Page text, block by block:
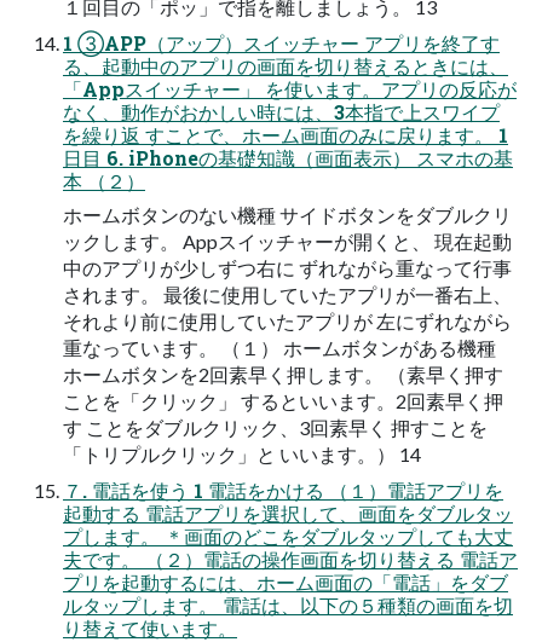
１回目の「ポッ」で指を離しましょう。 13
1 ③APP（アップ）スイッチャー アプリを終了す
る、起動中のアプリの画面を切り替えるときには、
「Appスイッチャー」 を使います。アプリの反応が
なく、動作がおかしい時には、3本指で上スワイプ
を繰り返 すことで、ホーム画面のみに戻ります。 1
日目 6. iPhoneの基礎知識（画面表示） スマホの基
本 （２）
ホームボタンのない機種 サイドボタンをダブルクリ
ックします。 Appスイッチャーが開くと、 現在起動
中のアプリが少しずつ右に ずれながら重なって行事
されます。 最後に使用していたアプリが一番右上、
それより前に使用していたアプリが 左にずれながら
重なっています。 （１） ホームボタンがある機種
ホームボタンを2回素早く押します。 （素早く押す
ことを「クリック」 するといいます。2回素早く押
す ことをダブルクリック、3回素早く 押すことを
「トリプルクリック」と いいます。） 14
７. 電話を使う 1 電話をかける （１）電話アプリを
起動する 電話アプリを選択して、画面をダブルタッ
プします。 ＊画面のどこをダブルタップしても大丈
夫です。 （２）電話の操作画面を切り替える 電話ア
プリを起動するには、ホーム画面の「電話」をダブ
ルタップします。 電話は、以下の５種類の画面を切
り替えて使います。